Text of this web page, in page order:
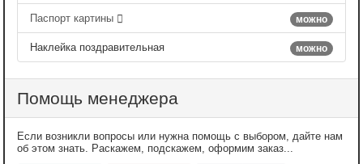
можно
Паспорт картины
можно
Наклейка поздравительная
Помощь менеджера
Если возникли вопросы или нужна помощь с выбором, дайте нам
об этом знать. Раскажем, подскажем, оформим заказ...